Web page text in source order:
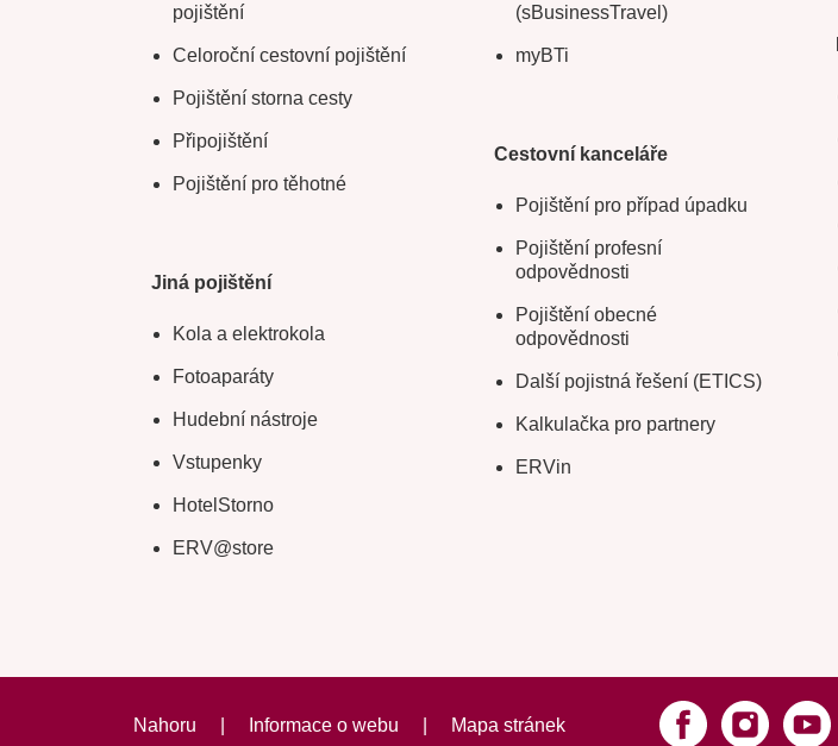
pojištění
Celoroční cestovní pojištění
Pojištění storna cesty
Připojištění
Pojištění pro těhotné
Jiná pojištění
Kola a elektrokola
Fotoaparáty
Hudební nástroje
Vstupenky
HotelStorno
ERV@store
(sBusinessTravel)
myBTi
Cestovní kanceláře
Pojištění pro případ úpadku
Pojištění profesní
odpovědnosti
Pojištění obecné
odpovědnosti
Další pojistná řešení (ETICS)
Kalkulačka pro partnery
ERVin
Nahoru Informace o webu Mapa stránek